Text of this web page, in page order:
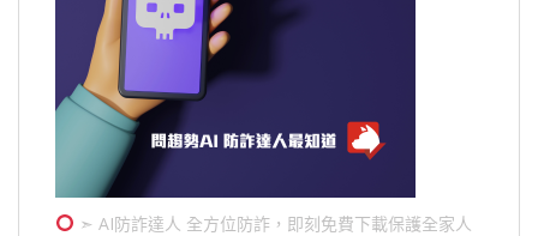
➣ AI防詐達人 全方位防詐，即刻免費下載保護全家人